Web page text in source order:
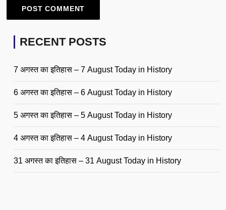
RECENT POSTS
7 अगस्त का इतिहास – 7 August Today in History
6 अगस्त का इतिहास – 6 August Today in History
5 अगस्त का इतिहास – 5 August Today in History
4 अगस्त का इतिहास – 4 August Today in History
31 अगस्त का इतिहास – 31 August Today in History